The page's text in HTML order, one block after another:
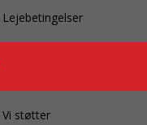
Lejebetingelser
Vi støtter